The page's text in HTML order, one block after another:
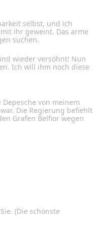
selbst, und ich
ihr geweint. Das arme
suchen.
wieder versöhnt! Nun
Ich will ihm noch diese
von meinem
Die Regierung befiehlt
Grafen Belfior wegen
(Die schönste